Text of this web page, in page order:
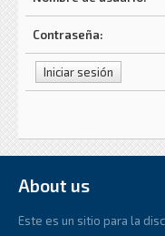
Contraseña:
About us
Este es un sitio para la